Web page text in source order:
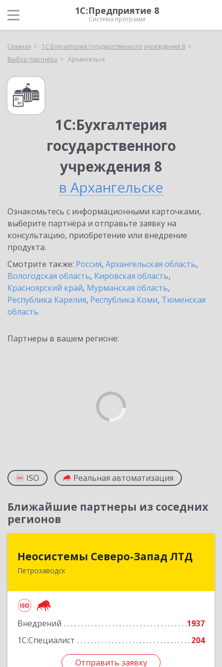
1С:Предприятие 8
Система программ
Главная
1С:Бухгалтерия государственного учреждения 8
Выбор партнёра
Архангельск
1С:Бухгалтерия
государственного
учреждения 8
в Архангельске
Ознакомьтесь с информационными карточками,
выберите партнёра и отправьте заявку на
консультацию, приобретение или внедрение
продукта.
Смотрите также: Россия, Архангельская область,
Вологодская область, Кировская область,
Красноярский край, Мурманская область,
Республика Карелия, Республика Коми, Тюменская
область
Партнеры в вашем регионе:
ISO Реальная автоматизация
Ближайшие партнеры из соседних
регионов
Неосистемы Северо-Запад ЛТД
Петрозаводск
Внедрений
1937
1С:Специалист
204
Отправить заявку
185001, Карелия Респ, Петрозаводск г,
Подробнее
Отправить заявку